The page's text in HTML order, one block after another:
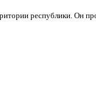
республики. Он